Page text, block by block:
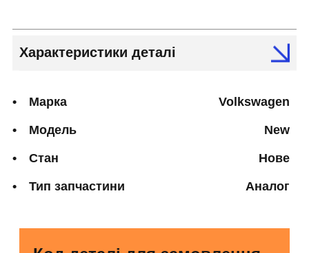
Характеристики деталі
Марка Volkswagen
Модель New
Стан Нове
Тип запчастини Аналог